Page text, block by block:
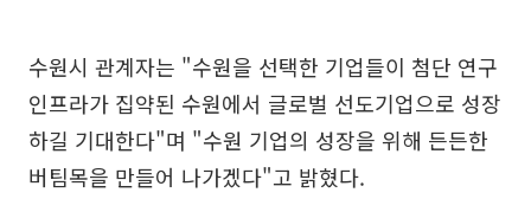
수원시 관계자는 "수원을 선택한 기업들이 첨단 연구
인프라가 집약된 수원에서 글로벌 선도기업으로 성장
하길 기대한다"며 "수원 기업의 성장을 위해 든든한
버팀목을 만들어 나가겠다"고 밝혔다.